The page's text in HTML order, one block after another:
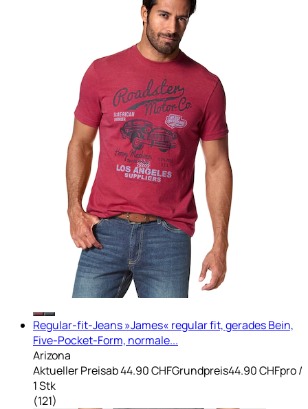
Regular-fit-Jeans »James« regular fit, gerades Bein,
Five-Pocket-Form, normale...
Arizona
Aktueller Preisab44.90 CHFGrundpreis44.90 CHFpro/
1 Stk
(121)